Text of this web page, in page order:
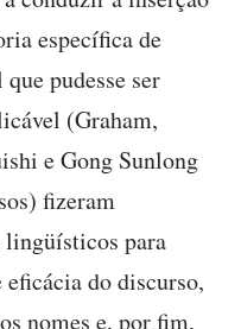
específica de
pudesse ser
(Graham,
e Gong Sunlong
fizeram
lingüísticos para
do discurso,
nomes e, por fim,